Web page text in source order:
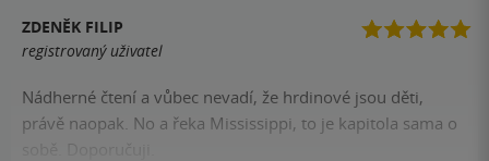
ZDENĚK FILIP
registrovaný uživatel
Nádherné čtení a vůbec nevadí, že hrdinové jsou děti,
právě naopak. No a řeka Mississippi, to je kapitola sama o
sobě. Doporučuji.